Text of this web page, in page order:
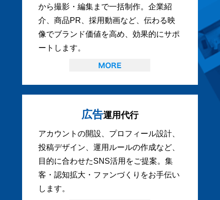
から撮影・編集まで一括制作。企業紹
介、商品PR、採用動画など、伝わる映
像でブランド価値を高め、効果的にサポ
ートします。
広告運用代行
アカウントの開設、プロフィール設計、
投稿デザイン、運用ルールの作成など、
目的に合わせたSNS活用をご提案。集
客・認知拡大・ファンづくりをお手伝い
します。